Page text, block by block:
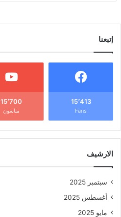
إتبعنا
15٬413
Fans
15٬700
متابعون
الارشيف
سبتمبر 2025
أغسطس 2025
مايو 2025